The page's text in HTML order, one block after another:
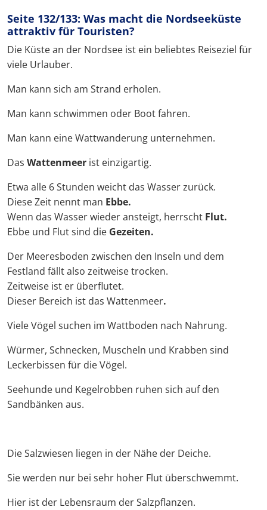
Seite 132/133: Was macht die Nordseeküste
attraktiv für Touristen?
Die Küste an der Nordsee ist ein beliebtes Reiseziel für
viele Urlauber.
Man kann sich am Strand erholen.
Man kann schwimmen oder Boot fahren.
Man kann eine Wattwanderung unternehmen.
Das Wattenmeer ist einzigartig.
Etwa alle 6 Stunden weicht das Wasser zurück.
Diese Zeit nennt man Ebbe.
Wenn das Wasser wieder ansteigt, herrscht Flut.
Ebbe und Flut sind die Gezeiten.
Der Meeresboden zwischen den Inseln und dem
Festland fällt also zeitweise trocken.
Zeitweise ist er überflutet.
Dieser Bereich ist das Wattenmeer.
Viele Vögel suchen im Wattboden nach Nahrung.
Würmer, Schnecken, Muscheln und Krabben sind
Leckerbissen für die Vögel.
Seehunde und Kegelrobben ruhen sich auf den
Sandbänken aus.
Die Salzwiesen liegen in der Nähe der Deiche.
Sie werden nur bei sehr hoher Flut überschwemmt.
Hier ist der Lebensraum der Salzpflanzen.